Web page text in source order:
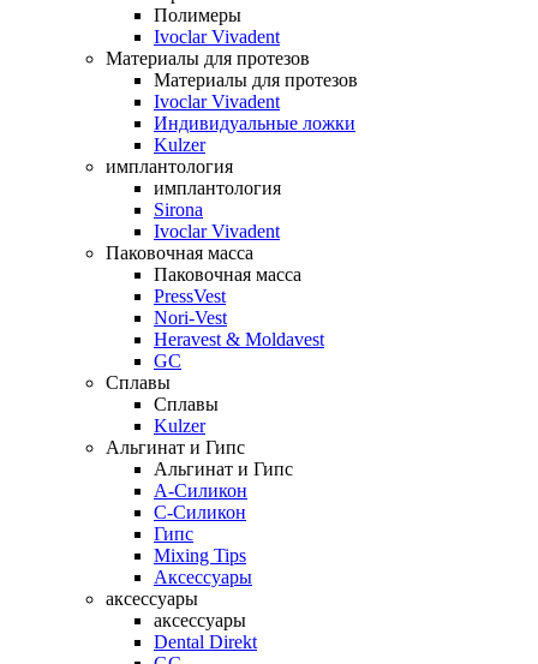
Полимеры
Ivoclar Vivadent
Материалы для протезов
Материалы для протезов
Ivoclar Vivadent
Индивидуальные ложки
Kulzer
имплантология
имплантология
Sirona
Ivoclar Vivadent
Паковочная масса
Паковочная масса
PressVest
Nori-Vest
Heravest & Moldavest
GC
Сплавы
Сплавы
Kulzer
Альгинат и Гипс
Альгинат и Гипс
A-Силикон
C-Силикон
Гипс
Mixing Tips
Аксессуары
аксессуары
аксессуары
Dental Direkt